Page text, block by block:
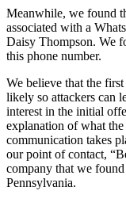
Meanwhile, we found
associated with a
Daisy Thompson. We
this phone number.
We believe that the
likely so attackers can
interest in the initial
explanation of what
communication takes
our point of contact,
company that we
Pennsylvania.